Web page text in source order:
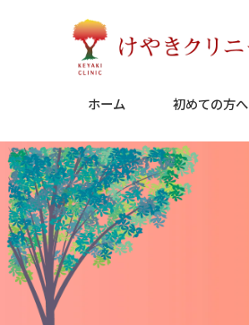
ホーム 初めての方へ